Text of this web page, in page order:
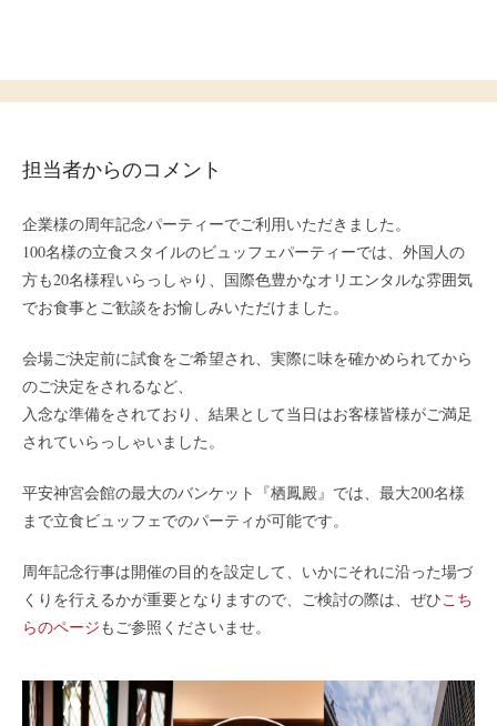
担当者からのコメント
企業様の周年記念パーティーでご利用いただきました。
100名様の立食スタイルのビュッフェパーティーでは、外国人の
方も20名様程いらっしゃり、国際色豊かなオリエンタルな雰囲気
でお食事とご歓談をお愉しみいただけました。
会場ご決定前に試食をご希望され、実際に味を確かめられてから
のご決定をされるなど、
入念な準備をされており、 結果として当日はお客様皆様がご満足
されていらっしゃいました。
平安神宮会館の最大のバンケット『栖鳳殿』では、最大200名様
まで立食ビュッフェでのパーティが可能です。
周年記念行事は開催の目的を設定して、いかにそれに沿った場づ
くりを行えるかが重要となりますので、ご検討の際は、ぜひこち
らのページもご参照くださいませ。